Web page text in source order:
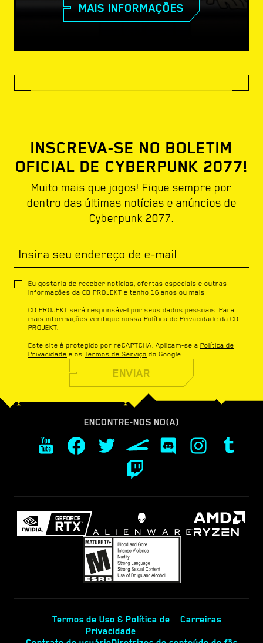
MAIS INFORMAÇÕES
INSCREVA-SE NO BOLETIM
OFICIAL DE CYBERPUNK 2077!
Muito mais que jogos! Fique sempre por
dentro das últimas notícias e anúncios de
Cyberpunk 2077.
Insira seu endereço de e-mail
Eu gostaria de receber notícias, ofertas especiais e outras
informações da CD PROJEKT e tenho 16 anos ou mais
CD PROJEKT será responsável por seus dados pessoais. Para
mais informações verifique nossa Política de Privacidade da CD
PROJEKT
Este site é protegido por reCAPTCHA. Aplicam-se a Política de
Privacidade e os Termos de Serviço do Google.
ENVIAR
ENCONTRE-NOS NO(A)
Termos de Uso & Política de
Privacidade
Carreiras